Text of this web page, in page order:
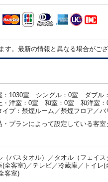
。最新の情報と異なる場合がご
：1030室 シングル：0室 ダブ
・洋室：0室 和室：0室 和洋室
イプ：禁煙ルーム／禁煙フロア／
プランによって設定している客室
（バスタオル）／タオル（フェイ
(全客室)／テレビ／冷蔵庫／トイレ
客室)